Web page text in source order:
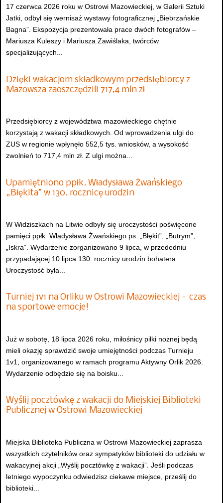
17 czerwca 2026 roku w Ostrowi Mazowieckiej, w Galerii Sztuki
Jatki, odbył się wernisaż wystawy fotograficznej „Biebrzańskie
Bagna”. Ekspozycja prezentowała prace dwóch fotografów –
Mariusza Kuleszy i Mariusza Zawiślaka, twórców
specjalizujących...
Dzięki wakacjom składkowym przedsiębiorcy z
Mazowsza zaoszczędzili 717,4 mln zł
Przedsiębiorcy z województwa mazowieckiego chętnie
korzystają z wakacji składkowych. Od wprowadzenia ulgi do
ZUS w regionie wpłynęło 552,5 tys. wniosków, a wysokość
zwolnień to 717,4 mln zł. Z ulgi można...
Upamiętniono ppłk. Władysława Żwańskiego
„Błękita” w 130. rocznicę urodzin
W Widziszkach na Litwie odbyły się uroczystości poświęcone
pamięci ppłk. Władysława Żwańskiego ps. „Błękit”, „Butrym”,
„Iskra”. Wydarzenie zorganizowano 9 lipca, w przededniu
przypadającej 10 lipca 130. rocznicy urodzin bohatera.
Uroczystość była...
Turniej 1v1 na Orliku w Ostrowi Mazowieckiej – czas
na sportowe emocje!
Już w sobotę, 18 lipca 2026 roku, miłośnicy piłki nożnej będą
mieli okazję sprawdzić swoje umiejętności podczas Turnieju
1v1, organizowanego w ramach programu Aktywny Orlik 2026.
Wydarzenie odbędzie się na boisku...
Wyślij pocztówkę z wakacji do Miejskiej Biblioteki
Publicznej w Ostrowi Mazowieckiej
Miejska Biblioteka Publiczna w Ostrowi Mazowieckiej zaprasza
wszystkich czytelników oraz sympatyków biblioteki do udziału w
wakacyjnej akcji „Wyślij pocztówkę z wakacji”. Jeśli podczas
letniego wypoczynku odwiedzisz ciekawe miejsce, prześlij do
biblioteki...